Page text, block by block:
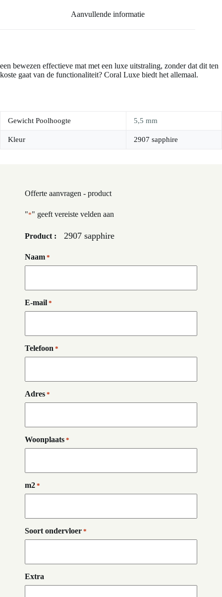
Aanvullende informatie
een bewezen effectieve mat met een luxe uitstraling, zonder dat dit ten
koste gaat van de functionaliteit? Coral Luxe biedt het allemaal.
Gewicht Poolhoogte 5,5 mm
Kleur 2907 sapphire
Offerte aanvragen - product
"*" geeft vereiste velden aan
Product : 2907 sapphire
Naam *
E-mail *
Telefoon *
Adres *
Woonplaats *
m2 *
Soort ondervloer *
Extra